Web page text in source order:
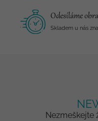
Odesíláme
Skladem u nás
Nezmeškejte